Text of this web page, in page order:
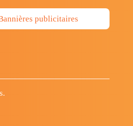
publicitaires